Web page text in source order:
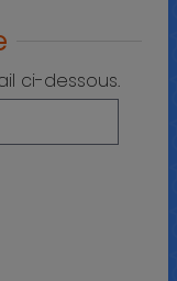
ci-dessous.